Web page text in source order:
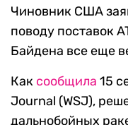
Чиновник США
поводу поставок
Байдена все еще
Как сообщила 15
Journal (WSJ),
дальнобойных